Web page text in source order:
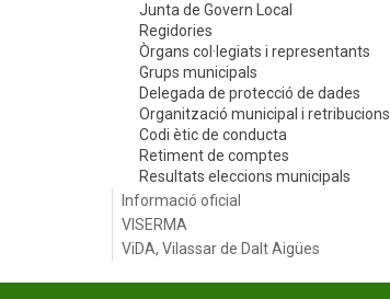
Junta de Govern Local
Regidories
Òrgans col·legiats i representants
Grups municipals
Delegada de protecció de dades
Organització municipal i retribucions
Codi ètic de conducta
Retiment de comptes
Resultats eleccions municipals
Informació oficial
VISERMA
ViDA, Vilassar de Dalt Aigües